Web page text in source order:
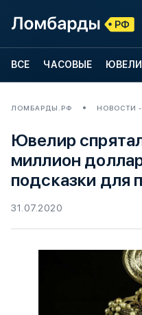
ВСЕ ЧАСОВЫЕ
ЛОМБАРДЫ.РФ НОВОСТИ
Ювелир
миллион
подсказки для
31.07.2020